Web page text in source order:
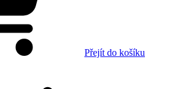
Přejít do košíku